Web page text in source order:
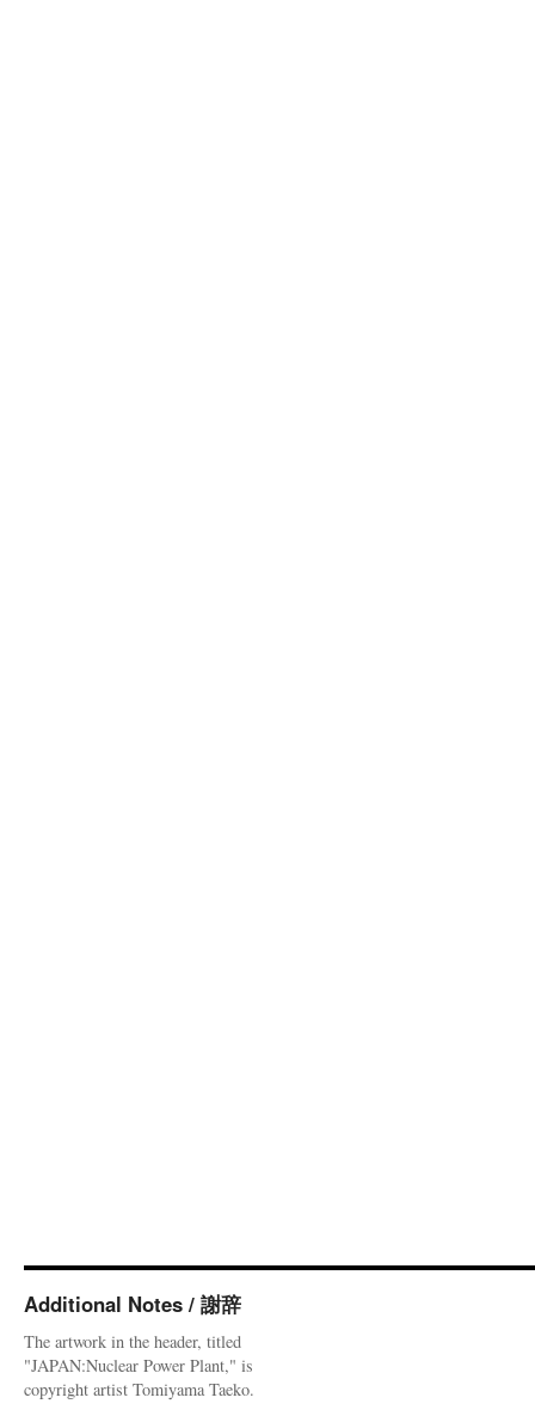
Additional Notes / 謝辞
The artwork in the header, titled
"JAPAN:Nuclear Power Plant," is
copyright artist Tomiyama Taeko.